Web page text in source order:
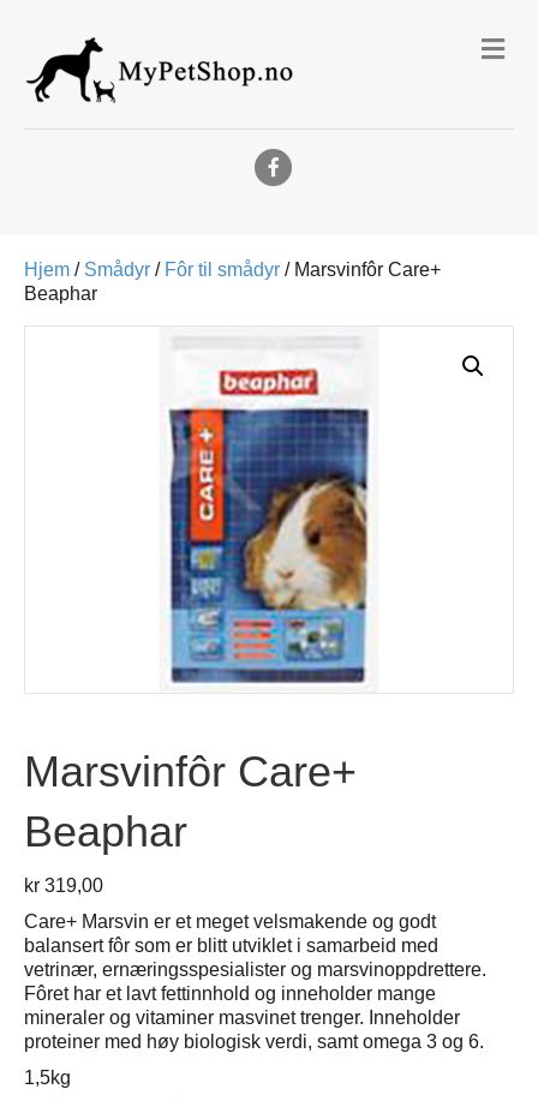
Facebook
Hjem / Smådyr / Fôr til smådyr / Marsvinfôr Care+
Beaphar
Marsvinfôr Care+
Beaphar
kr 319,00
Care+ Marsvin er et meget velsmakende og godt
balansert fôr som er blitt utviklet i samarbeid med
vetrinær, ernæringsspesialister og marsvinoppdrettere.
Fôret har et lavt fettinnhold og inneholder mange
mineraler og vitaminer masvinet trenger. Inneholder
proteiner med høy biologisk verdi, samt omega 3 og 6.
1,5kg